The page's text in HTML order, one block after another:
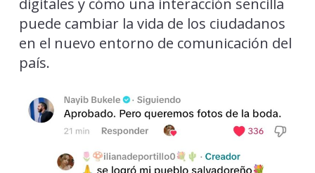
puede cambiar la vida de los ciudadanos
en el nuevo entorno de comunicación del
país.